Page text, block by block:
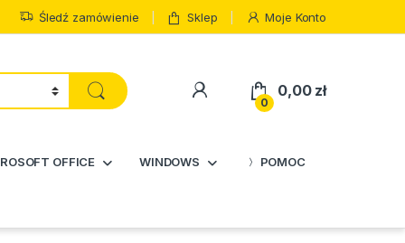
Śledź zamówienie Sklep Moje Konto
0
0,00 zł
OFFICE WINDOWS POMOC